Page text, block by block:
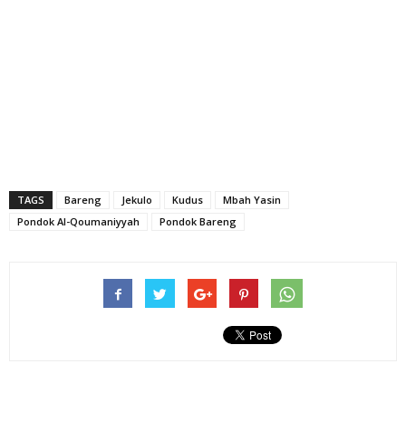
TAGS Bareng Jekulo Kudus
Mbah Yasin
Pondok Al-Qoumaniyyah
Pondok Bareng